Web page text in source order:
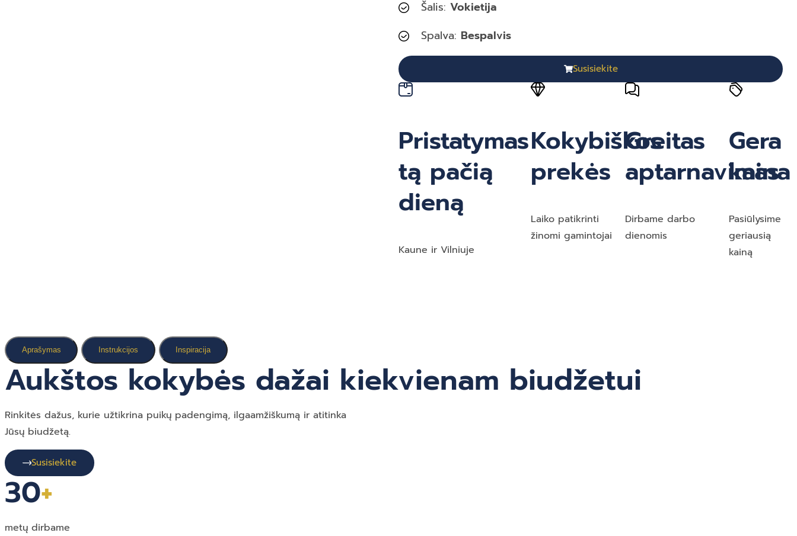
Šalis: Vokietija
Spalva: Bespalvis
Susisiekite
Pristatymas
tą pačią
dieną
Kaune ir Vilniuje
Kokybiškos
prekės
Laiko patikrinti
žinomi gamintojai
Greitas
aptarnavimas
Dirbame darbo
dienomis
Gera
kaina
Pasiūlysime
geriausią
kainą
Aprašymas Instrukcijos Inspiracija
Aukštos kokybės dažai kiekvienam biudžetui
Rinkitės dažus, kurie užtikrina puikų padengimą, ilgaamžiškumą ir atitinka
Jūsų biudžetą.
Susisiekite
30+
metų dirbame